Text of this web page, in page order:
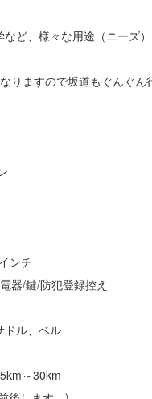
ど、様々な用途（ニーズ
りますので坂道もぐんぐん
ンチ
器/鍵/防犯登録控え
ドル、ベル
～30km